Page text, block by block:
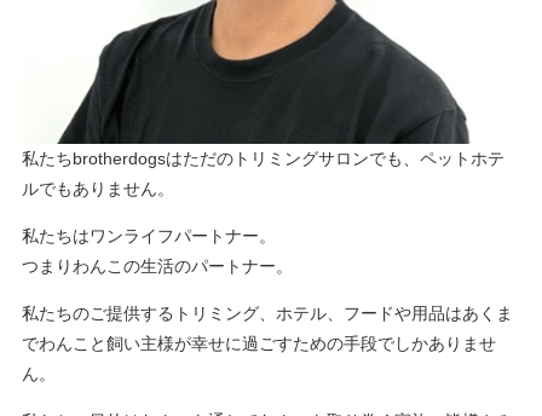
私たちbrotherdogsはただのトリミングサロンでも、ペットホテ
ルでもありません。
私たちはワンライフパートナー。
つまりわんこの生活のパートナー。
私たちのご提供するトリミング、ホテル、フードや用品はあくま
でわんこと飼い主様が幸せに過ごすための手段でしかありませ
ん。